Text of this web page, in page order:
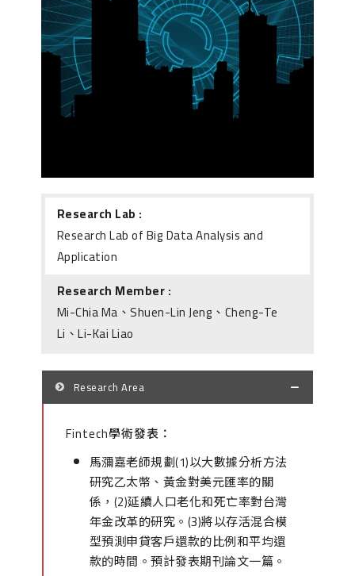
Research Lab :
Research Lab of Big Data Analysis and
Application
Research Member :
Mi-Chia Ma、Shuen-Lin Jeng、Cheng-Te
Li、Li-Kai Liao
Research Area
Fintech學術發表：
馬瀰嘉老師規劃(1)以大數據分析方法
研究乙太幣、黃金對美元匯率的關
係，(2)延續人口老化和死亡率對台灣
年金改革的研究。(3)將以存活混合模
型預測申貸客戶還款的比例和平均還
款的時間。預計發表期刊論文一篇。